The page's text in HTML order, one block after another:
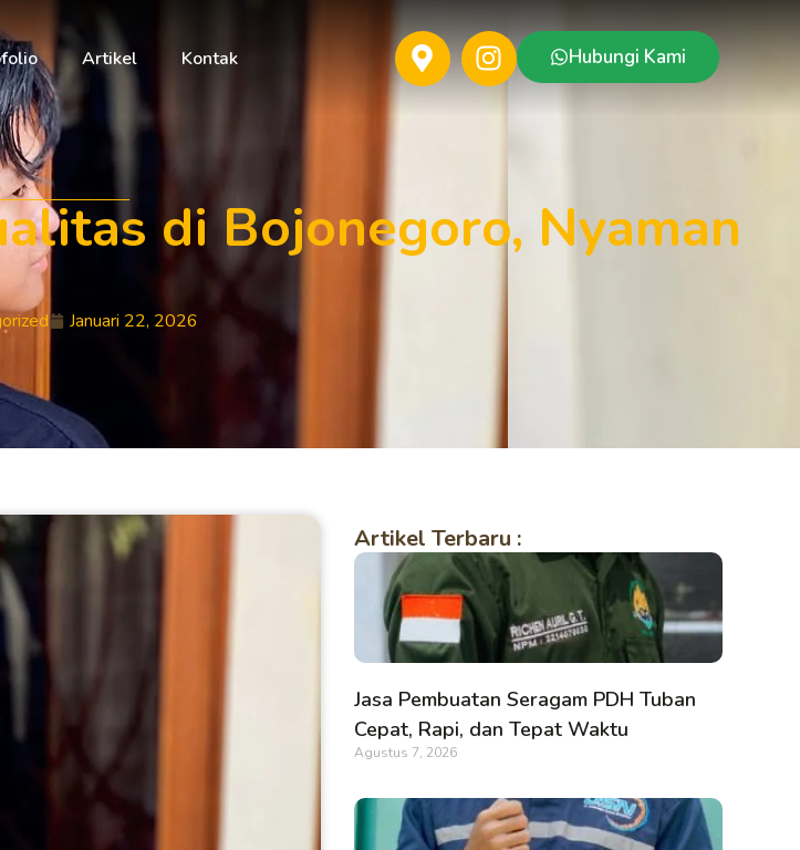
Artikel Kontak Hubungi Kami
di Bojonegoro, Nyaman
Januari 22, 2026
Artikel Terbaru :
Jasa Pembuatan Seragam PDH Tuban
Cepat, Rapi, dan Tepat Waktu
Agustus 7, 2026